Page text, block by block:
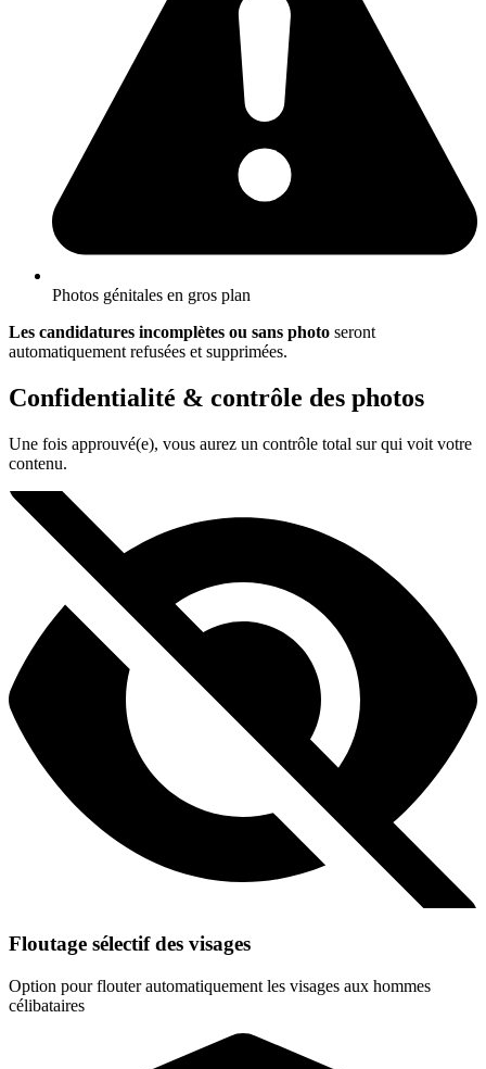
Photos génitales en gros plan
Les candidatures incomplètes ou sans photo seront
automatiquement refusées et supprimées.
Confidentialité & contrôle des photos
Une fois approuvé(e), vous aurez un contrôle total sur qui voit votre
contenu.
Floutage sélectif des visages
Option pour flouter automatiquement les visages aux hommes
célibataires